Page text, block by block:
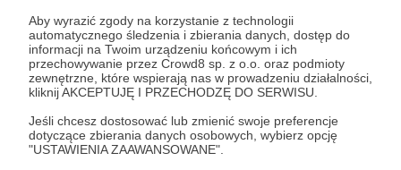
Aby wyrazić zgody na korzystanie z technologii
automatycznego śledzenia i zbierania danych, dostęp do
informacji na Twoim urządzeniu końcowym i ich
przechowywanie przez Crowd8 sp. z o.o. oraz podmioty
zewnętrzne, które wspierają nas w prowadzeniu działalności,
kliknij AKCEPTUJĘ I PRZECHODZĘ DO SERWISU.
Jeśli chcesz dostosować lub zmienić swoje preferencje
dotyczące zbierania danych osobowych, wybierz opcję
"USTAWIENIA ZAAWANSOWANE".
* Zapoznałem się i akceptujęRegulaminserwisu oraz